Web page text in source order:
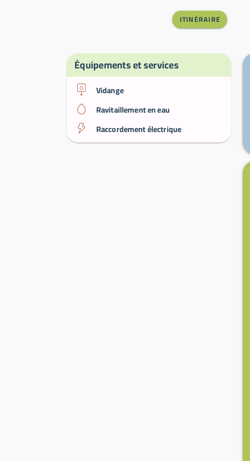
ITINÉRAIRE
Équipements et services
Vidange
Ravitaillement en eau
Raccordement électrique